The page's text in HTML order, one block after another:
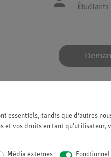
Étudiants
essentiels, tandis que d'autres
et vos droits en tant qu'utilisateur,
Média externes Fonctionnel